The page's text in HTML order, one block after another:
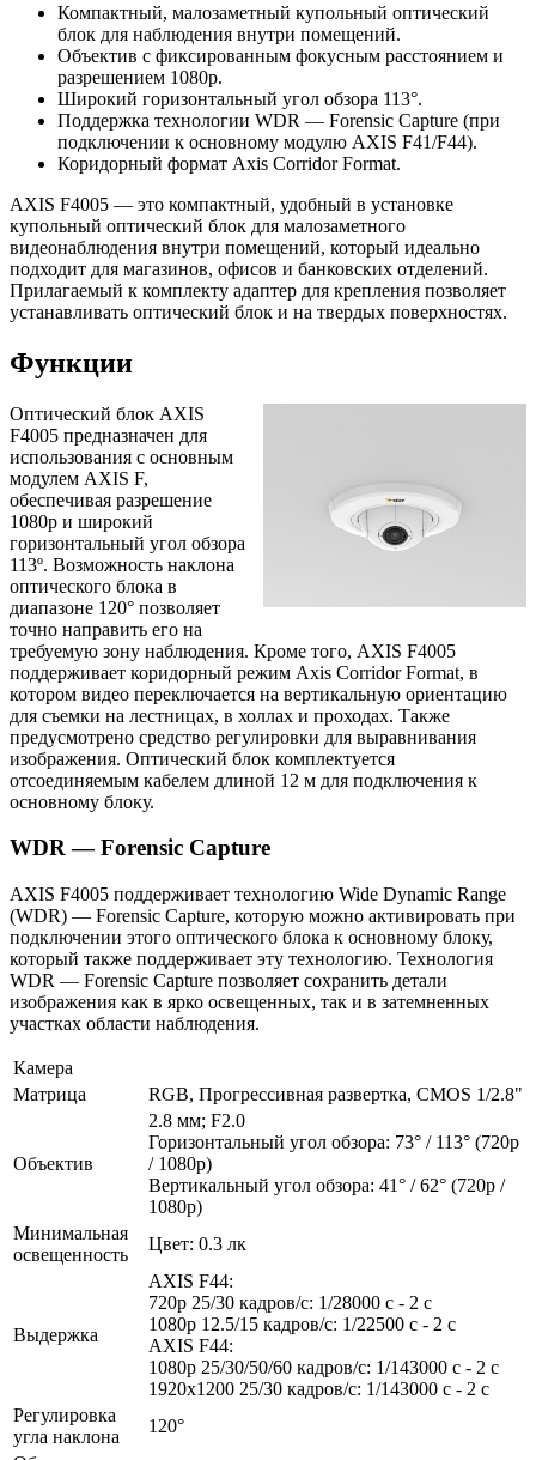
Компактный, малозаметный купольный оптический
блок для наблюдения внутри помещений.
Объектив с фиксированным фокусным расстоянием и
разрешением 1080p.
Широкий горизонтальный угол обзора 113°.
Поддержка технологии WDR — Forensic Capture (при
подключении к основному модулю AXIS F41/F44).
Коридорный формат Axis Corridor Format.
AXIS F4005 — это компактный, удобный в установке
купольный оптический блок для малозаметного
видеонаблюдения внутри помещений, который идеально
подходит для магазинов, офисов и банковских отделений.
Прилагаемый к комплекту адаптер для крепления позволяет
устанавливать оптический блок и на твердых поверхностях.
Функции
Оптический блок AXIS
F4005 предназначен для
использования с основным
модулем AXIS F,
обеспечивая разрешение
1080p и широкий
горизонтальный угол обзора
113º. Возможность наклона
оптического блока в
диапазоне 120° позволяет
точно направить его на
требуемую зону наблюдения. Кроме того, AXIS F4005
поддерживает коридорный режим Axis Corridor Format, в
котором видео переключается на вертикальную ориентацию
для съемки на лестницах, в холлах и проходах. Также
предусмотрено средство регулировки для выравнивания
изображения. Оптический блок комплектуется
отсоединяемым кабелем длиной 12 м для подключения к
основному блоку.
WDR — Forensic Capture
AXIS F4005 поддерживает технологию Wide Dynamic Range
(WDR) — Forensic Capture, которую можно активировать при
подключении этого оптического блока к основному блоку,
который также поддерживает эту технологию. Технология
WDR — Forensic Capture позволяет сохранить детали
изображения как в ярко освещенных, так и в затемненных
участках области наблюдения.
Камера
Матрица
RGB, Прогрессивная развертка, CMOS 1/2.8"
Объектив
2.8 мм; F2.0
Горизонтальный угол обзора: 73° / 113° (720p
/ 1080p)
Вертикальный угол обзора: 41° / 62° (720p /
1080p)
Минимальная
освещенность
Цвет: 0.3 лк
Выдержка
AXIS F44:
720p 25/30 кадров/с: 1/28000 с - 2 с
1080p 12.5/15 кадров/с: 1/22500 с - 2 с
AXIS F44:
1080p 25/30/50/60 кадров/с: 1/143000 с - 2 с
1920x1200 25/30 кадров/с: 1/143000 с - 2 с
Регулировка
угла наклона
120°